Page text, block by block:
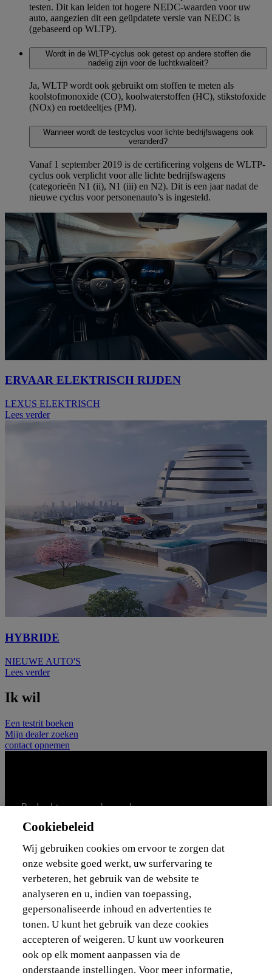
testen. Dit kan leiden tot hogere NEDC-waarden voor uw
auto, aangezien dit een geüpdatete versie van NEDC is
(gebaseerd op WLTP).
Wordt in de WLTP-cyclus ook getest op andere stoffen die
nadelig zijn voor de luchtkwaliteit?
Ja, WLTP wordt ook gebruikt om stoffen te meten als
koolstofmonoxide (CO), koolwaterstoffen (HC), stikstofoxide
(NOx) en roetdeeltjes (PM).
Wanneer wordt de testcyclus voor lichte bedrijfswagens ook
veranderd?
Vanaf 1 september 2019 is de certificering volgens de WLTP-
cyclus ook verplicht voor alle lichte bedrijfswagens
(categorieën N1 (ii), N1 (iii) en N2). Dit is een jaar nadat de
nieuwe cyclus voor personenauto’s is ingesteld.
ERVAAR ELEKTRISCH RIJDEN
LEXUS ELEKTRISCH
Lees verder
HYBRIDE
NIEUWE AUTO'S
Lees verder
Ik wil
Een testrit boeken
Mijn dealer zoeken
contact opnemen
Bedankt voor uw bezoek
Auto's
Nieuwe wagens
Stock Auto's
Tweedehandswagen
Brochures en documentatie
Hybride auto
Onze aanbiedingen voor particulieren
Cookiebeleid
Wij gebruiken cookies om ervoor te zorgen dat
onze website goed werkt, uw surfervaring te
verbeteren, het gebruik van de website te
analyseren en u, indien van toepassing,
gepersonaliseerde inhoud en advertenties te
tonen. U kunt het gebruik van deze cookies
accepteren of weigeren. U kunt uw voorkeuren
ook op elk moment aanpassen via de
onderstaande instellingen. Voor meer informatie,